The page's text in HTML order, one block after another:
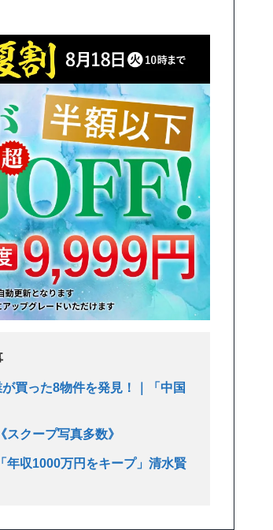
買った8物件を発見！｜「中国
クープ写真多数》
年収1000万円をキープ」清水賢